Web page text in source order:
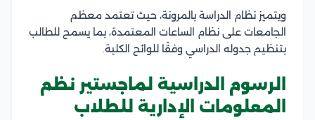
ويتميز نظام الدراسة بالمرونة، حيث تعتمد معظم
الجامعات على نظام الساعات المعتمدة، بما يسمح للطالب
بتنظيم جدوله الدراسي وفقًا للوائح الكلية.
الرسوم الدراسية لماجستير نظم
المعلومات الإدارية للطلاب